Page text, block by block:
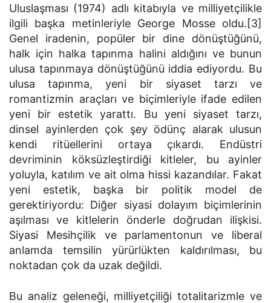
Uluslaşması (1974) adlı kitabıyla ve milliyetçilikle
ilgili başka metinleriyle George Mosse oldu.[3]
Genel iradenin, popüler bir dine dönüştüğünü,
halk için halka tapınma halini aldığını ve bunun
ulusa tapınmaya dönüştüğünü iddia ediyordu. Bu
ulusa tapınma, yeni bir siyaset tarzı ve
romantizmin araçları ve biçimleriyle ifade edilen
yeni bir estetik yarattı. Bu yeni siyaset tarzı,
dinsel ayinlerden çok şey ödünç alarak ulusun
kendi ritüellerini ortaya çıkardı. Endüstri
devriminin köksüzleştirdiği kitleler, bu ayinler
yoluyla, katılım ve ait olma hissi kazandılar. Fakat
yeni estetik, başka bir politik model de
gerektiriyordu: Diğer siyasi dolayım biçimlerinin
aşılması ve kitlelerin önderle doğrudan ilişkisi.
Siyasi Mesihçilik ve parlamentonun ve liberal
anlamda temsilin yürürlükten kaldırılması, bu
noktadan çok da uzak değildi.
Bu analiz geleneği, milliyetçiliği totalitarizmle ve